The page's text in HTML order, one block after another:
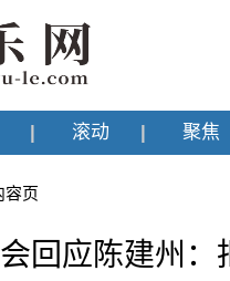
滚动 聚焦
容页
回应陈建州